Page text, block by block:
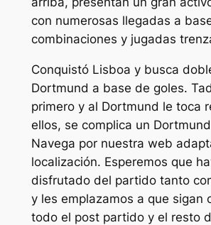
con numerosas llegadas a
combinaciones y jugadas
Conquistó Lisboa y busca
Dortmund a base de goles.
primero y al Dortmund le toca
ellos, se complica un
Navega por nuestra web
localización. Esperemos que
disfrutado del partido tanto
y les emplazamos a que sigan
todo el post partido y el resto